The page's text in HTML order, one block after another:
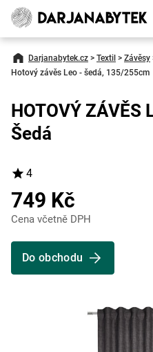
Darjanabytek.cz > Textil > Závěsy
Hotový závěs Leo - šedá, 135/255cm
HOTOVÝ
Šedá
4
749 Kč
Cena včetně DPH
Do obchodu